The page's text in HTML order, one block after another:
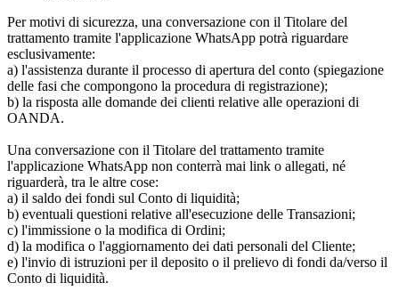
Per motivi di sicurezza, una conversazione con il Titolare del
trattamento tramite l'applicazione WhatsApp potrà riguardare
esclusivamente:
a) l'assistenza durante il processo di apertura del conto (spiegazione
delle fasi che compongono la procedura di registrazione);
b) la risposta alle domande dei clienti relative alle operazioni di
OANDA.
Una conversazione con il Titolare del trattamento tramite
l'applicazione WhatsApp non conterrà mai link o allegati, né
riguarderà, tra le altre cose:
a) il saldo dei fondi sul Conto di liquidità;
b) eventuali questioni relative all'esecuzione delle Transazioni;
c) l'immissione o la modifica di Ordini;
d) la modifica o l'aggiornamento dei dati personali del Cliente;
e) l'invio di istruzioni per il deposito o il prelievo di fondi da/verso il
Conto di liquidità.